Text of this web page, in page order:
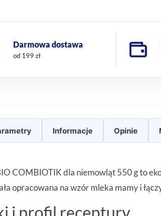
Darmowa dostawa
od 199 zł
Informacje Opinie
COMBIOTIK dla niemowląt 550 g to
opracowana na wzór mleka mamy i